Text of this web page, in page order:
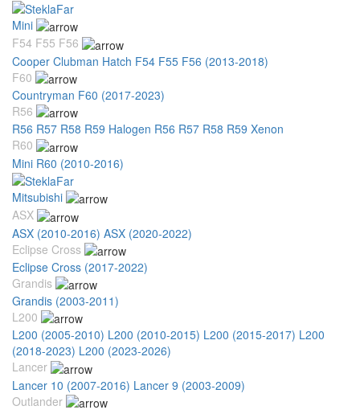
Mini
F54 F55 F56
Cooper Clubman Hatch F54 F55 F56 (2013-2018)
F60
Countryman F60 (2017-2023)
R56
R56 R57 R58 R59 Halogen R56 R57 R58 R59 Xenon
R60
Mini R60 (2010-2016)
Mitsubishi
ASX
ASX (2010-2016) ASX (2020-2022)
Eclipse Cross
Eclipse Cross (2017-2022)
Grandis
Grandis (2003-2011)
L200
L200 (2005-2010) L200 (2010-2015) L200 (2015-2017) L200
(2018-2023) L200 (2023-2026)
Lancer
Lancer 10 (2007-2016) Lancer 9 (2003-2009)
Outlander